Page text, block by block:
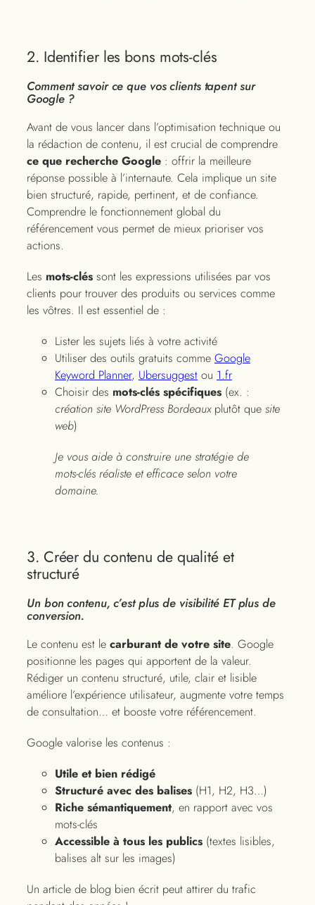
2. Identifier les bons mots-clés
Comment savoir ce que vos clients tapent sur
Google ?
Avant de vous lancer dans l’optimisation technique ou
la rédaction de contenu, il est crucial de comprendre
ce que recherche Google : offrir la meilleure
réponse possible à l’internaute. Cela implique un site
bien structuré, rapide, pertinent, et de confiance.
Comprendre le fonctionnement global du
référencement vous permet de mieux prioriser vos
actions.
Les mots-clés sont les expressions utilisées par vos
clients pour trouver des produits ou services comme
les vôtres. Il est essentiel de :
Lister les sujets liés à votre activité
Utiliser des outils gratuits comme Google
Keyword Planner, Ubersuggest ou 1.fr
Choisir des mots-clés spécifiques (ex. :
création site WordPress Bordeauxplutôt que site
web)
Je vous aide à construire une stratégie de
mots-clés réaliste et efficace selon votre
domaine.
3. Créer du contenu de qualité et
structuré
Un bon contenu, c’est plus de visibilité ET plus de
conversion.
Le contenu est le carburant de votre site. Google
positionne les pages qui apportent de la valeur.
Rédiger un contenu structuré, utile, clair et lisible
améliore l’expérience utilisateur, augmente votre temps
de consultation… et booste votre référencement.
Google valorise les contenus :
Utile et bien rédigé
Structuré avec des balises (H1, H2, H3…)
Riche sémantiquement, en rapport avec vos
mots-clés
Accessible à tous les publics (textes lisibles,
balises alt sur les images)
Un article de blog bien écrit peut attirer du trafic